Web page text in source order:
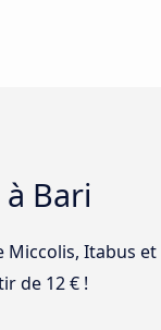
Bari
Itabus
de 12 € !